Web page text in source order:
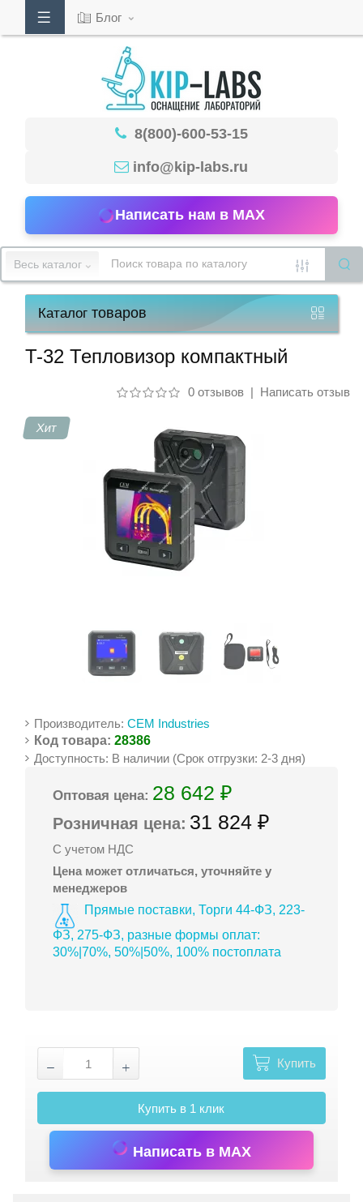
53-
15
работы
Блог
8(800)-600-53-15
info@kip-labs.ru
Написать нам в MAX
Весь каталог
Каталогтоваров
T-32 Тепловизор компактный
0 отзывов| Написать отзыв
Хит
Производитель:CEM Industries
Код товара: 28386
Доступность: В наличии (Срок отгрузки: 2-3 дня)
Оптовая цена: 28 642 ₽
Розничная цена: 31 824 ₽
С учетом НДС
Цена может отличаться, уточняйте у
менеджеров
Прямые поставки, Торги 44-ФЗ, 223-
ФЗ, 275-ФЗ, разные формы оплат:
30%|70%, 50%|50%, 100% постоплата
Купить
Купить в 1 клик
Написать в MAX